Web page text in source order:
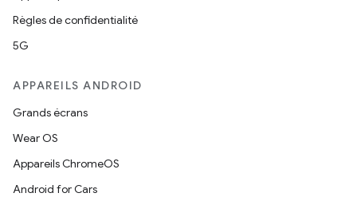
Règles de confidentialité
5G
APPAREILS ANDROID
Grands écrans
Wear OS
Appareils ChromeOS
Android for Cars